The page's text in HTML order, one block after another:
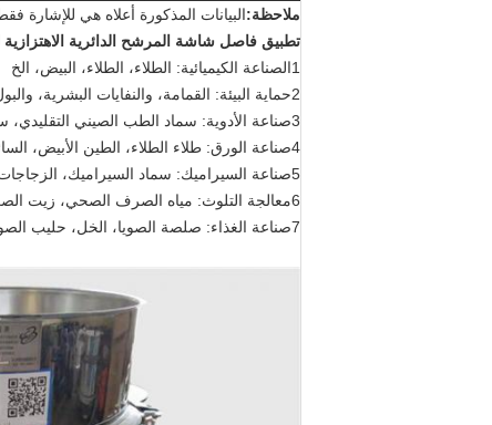
ملاحظة:البيانات المذكورة أعلاه هي للإشارة
تطبيق فاصل شاشة المرشح الدائرية
1الصناعة الكيميائية: الطلاء، الطلاء، البيض، الخ
2حماية البيئة: القمامة، والنفايات البشرية، والبول، والنفايات الزيتية، ومياه النفايات الغذائية، ومعالجة مياه النفايات، الخ
3صناعة الأدوية: سماد الطب الصيني التقليدي، سماد الطب الغربي، وسطاء الأدوية، الخ
4صناعة الورق: طلاء الطلاء، الطين الأبيض، السائل الأسود والأبيض، سائل النفايات، سائل تصنيع الورق، إعادة تدوير مياه الصرف الصحي، الخ
5صناعة السيراميك: سماد السيراميك، الزجاجات السيراميكية، الخ
6معالجة التلوث: مياه الصرف الصحي، زيت الصرف الصحي، بول تجفيف الخنازير، صبغ وتشطيب مياه الصرف الصحي، الخ.
7صناعة الغذاء: صلصة الصويا، الخل، حليب الصويا، عصير الفاكهة، عصير الأناناس، نبيذ الأرز، نبيذ الأرز، حبوب الفول، محلول الخميرة، المشروبات، الخ